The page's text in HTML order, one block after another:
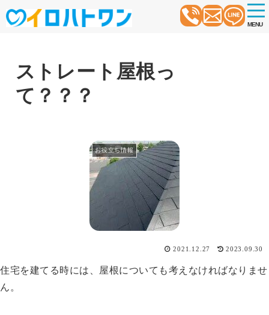
t
o
g
MENU
ストレート屋根っ
て？？？
お役立ち情報
2021.12.27 2023.09.30
住宅を建てる時には、屋根についても考えなければなりませ
ん。